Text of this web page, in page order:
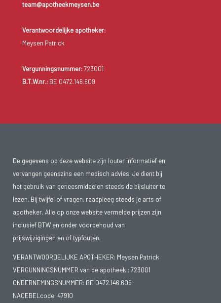
team@apotheekmeysen.be
Verantwoordelijke apotheker:
Meysen Patrick
Vergunningsnummer:723001
B.T.W.nr.:BE 0472.146.609
De gegevens op deze website zijn louter informatief en
vervangen geenszins een medisch advies. Je dient bij
het gebruik van geneesmiddelen steeds de bijsluiter te
lezen. Bij twijfel of vragen, raadpleeg steeds je arts of
apotheker. Alle op onze website vermelde prijzen zijn
inclusief BTW en onder voorbehoud van
prijswijzigingen en of typfouten.
VERANTWOORDELIJKE APOTHEKER: Meysen Patrick
VERGUNNINGSNUMMER van de apotheek : 723001
ONDERNEMINGSNUMMER: BE 0472.146.609
NACEBELcode: 47910